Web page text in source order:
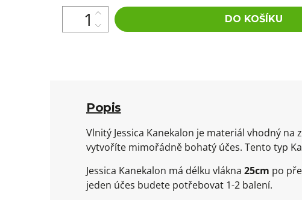
DO KOŠÍKU
Popis
Vlnitý Jessica Kanekalon je materiál vhodný
vytvoříte mimořádně bohatý účes. Tento typ
Jessica Kanekalon má délku vlákna 25cm po
jeden účes budete potřebovat 1-2 balení.